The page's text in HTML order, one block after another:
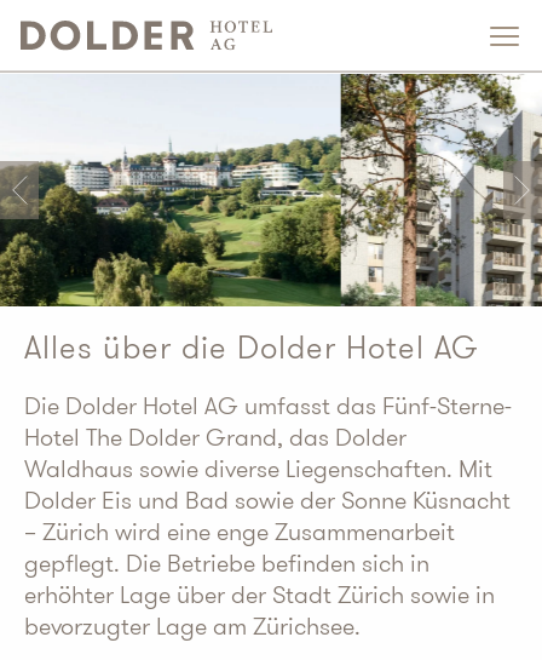
Alles über die Dolder Hotel AG
Die Dolder Hotel AG umfasst das Fünf-Sterne-
Hotel The Dolder Grand, das Dolder
Waldhaus sowie diverse Liegenschaften. Mit
Dolder Eis und Bad sowie der Sonne Küsnacht
– Zürich wird eine enge Zusammenarbeit
gepflegt. Die Betriebe befinden sich in
erhöhter Lage über der Stadt Zürich sowie in
bevorzugter Lage am Zürichsee.